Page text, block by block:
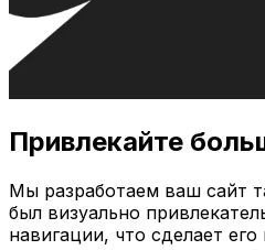
Привлекайте
Мы разработаем ваш сайт
был визуально
навигации, что сделает